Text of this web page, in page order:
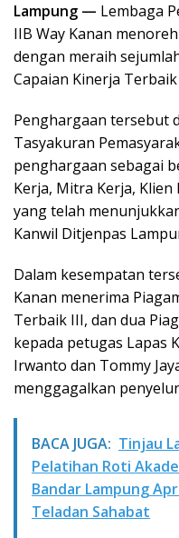
Lampung — Lembaga
IIB Way Kanan
dengan meraih
Capaian Kinerja
Penghargaan tersebut
Tasyakuran
penghargaan sebagai
Kerja, Mitra Kerja, Klien
yang telah
Kanwil Ditjenpas
Dalam kesempatan
Kanan menerima
Terbaik III, dan dua
kepada petugas Lapas
Irwanto dan Tommy
menggagalkan
BACA JUGA: Tinjau
Pelatihan Roti
Bandar Lampung
Teladan Sahabat